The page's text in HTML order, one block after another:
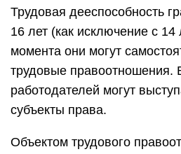
Трудовая дееспособность
16 лет (как исключение с 14
момента они могут
трудовые правоотношения.
работодателей могут
субъекты права.
Объектом трудового